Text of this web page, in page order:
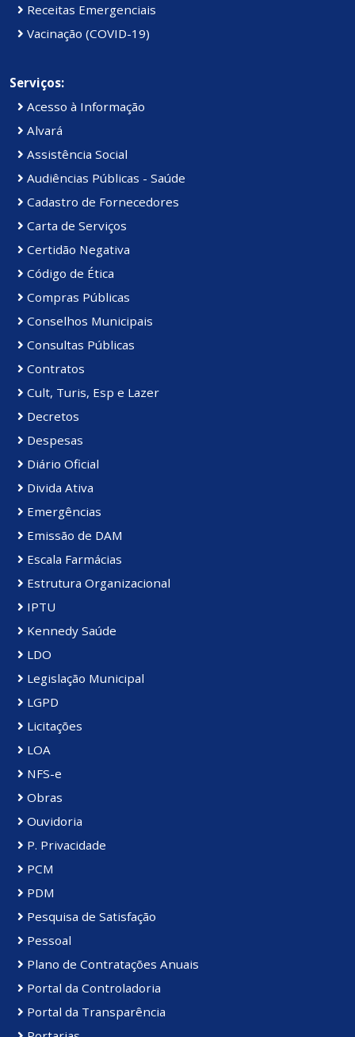
Receitas Emergenciais
Vacinação (COVID-19)
Serviços:
Acesso à Informação
Alvará
Assistência Social
Audiências Públicas - Saúde
Cadastro de Fornecedores
Carta de Serviços
Certidão Negativa
Código de Ética
Compras Públicas
Conselhos Municipais
Consultas Públicas
Contratos
Cult, Turis, Esp e Lazer
Decretos
Despesas
Diário Oficial
Divida Ativa
Emergências
Emissão de DAM
Escala Farmácias
Estrutura Organizacional
IPTU
Kennedy Saúde
LDO
Legislação Municipal
LGPD
Licitações
LOA
NFS-e
Obras
Ouvidoria
P. Privacidade
PCM
PDM
Pesquisa de Satisfação
Pessoal
Plano de Contratações Anuais
Portal da Controladoria
Portal da Transparência